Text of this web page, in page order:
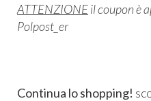
ATTENZIONEil coupon è
Polpost_er
Continua lo shopping!